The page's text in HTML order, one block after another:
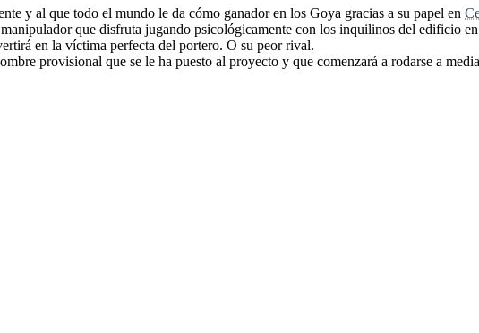
y al que todo el mundo le da cómo ganador en los Goya gracias a su papel en
que disfruta jugando psicológicamente con los inquilinos del edificio
en la víctima perfecta del portero. O su peor rival.
provisional que se le ha puesto al proyecto y que comenzará a rodarse a